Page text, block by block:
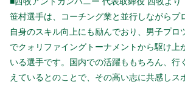
笹村選手は、コーチング業と並行しながらプ
自身のスキル向上にも励んでおり、男子プロ
でクォリファイングトーナメントから駆け上
いる選手です。国内での活躍ももちろん、行
えているとのことで、その高い志に共感しス